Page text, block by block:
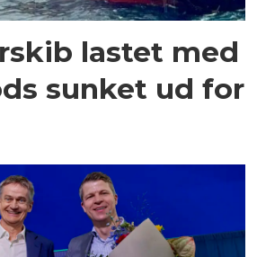
lastet med
sunket ud for